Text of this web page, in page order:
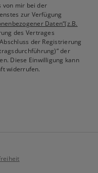
von mir bei der
zur Verfügung
Daten“(z.B.
des Vertrages
der Registrierung
der
Diese Einwilligung kann
widerrufen.